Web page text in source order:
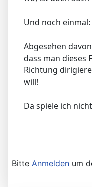
Und noch einmal:
Abgesehen
dass man dieses
Richtung
will!
Da spiele ich
Bitte Anmelden um